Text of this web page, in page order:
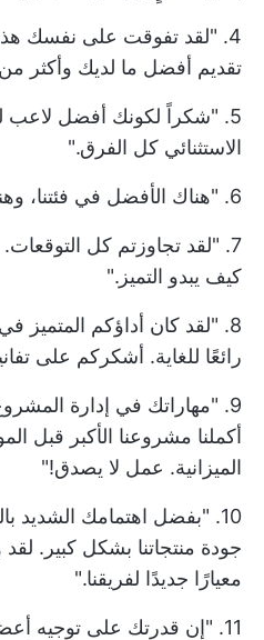
4. "لقد تفوقت على نفسك
تقديم أفضل ما لديك وأكثر
5. "شكراً لكونك أفضل لاعب
الاستثنائي كل الفرق."
6. "هناك الأفضل في فئتنا، وهناك أنت."
7. "لقد تجاوزتم كل
كيف يبدو التميز."
8. "لقد كان أداؤكم المتميز
رائعًا للغاية. أشكركم على
9. "مهاراتك في إدارة
أكملنا مشروعنا الأكبر قبل
الميزانية. عمل لا يصدق!"
10. "بفضل اهتمامك الشديد
جودة منتجاتنا بشكل كبير.
معيارًا جديدًا لفريقنا."
11. "إن قدرتك على توجيه